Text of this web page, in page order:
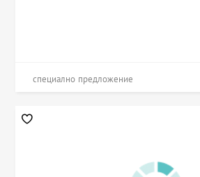
специално предложение